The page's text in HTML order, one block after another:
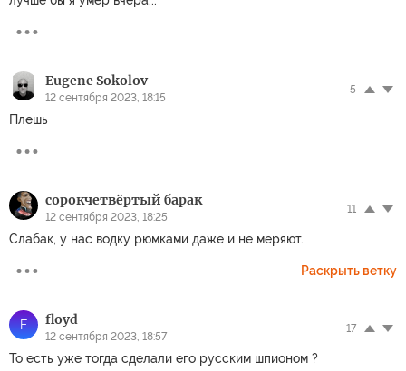
Eugene Sokolov
12 сентября 2023, 18:15
5
Плешь
сорокчетвёртый барак
12 сентября 2023, 18:25
11
Слабак, у нас водку рюмками даже и не меряют.
Раскрыть ветку
F floyd
12 сентября 2023, 18:57
17
То есть уже тогда сделали его русским шпионом ?